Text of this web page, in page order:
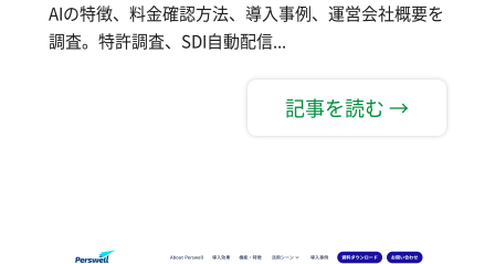
AIの特徴、料金確認方法、導入事例、運営会社概要を
調査。特許調査、SDI自動配信...
記事を読む →